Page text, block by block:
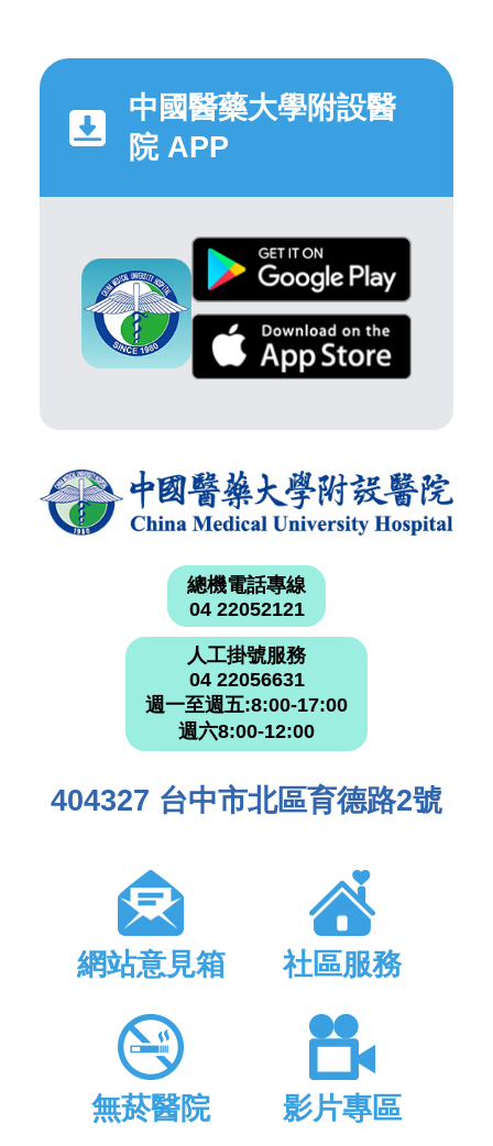
中國醫藥大學附設醫
院 APP
總機電話專線
04 22052121
人工掛號服務
04 22056631
週一至週五:8:00-17:00
週六8:00-12:00
404327 台中市北區育德路2號
網站意見箱 社區服務
無菸醫院 影片專區